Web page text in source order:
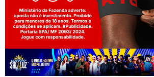
Jogue com responsabilidade. 18+